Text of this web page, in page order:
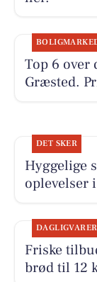
Top 6 over
Græsted.
DET SKER
Hyggelige
oplevelser
DAGLIGVARER
Friske
brød til 12